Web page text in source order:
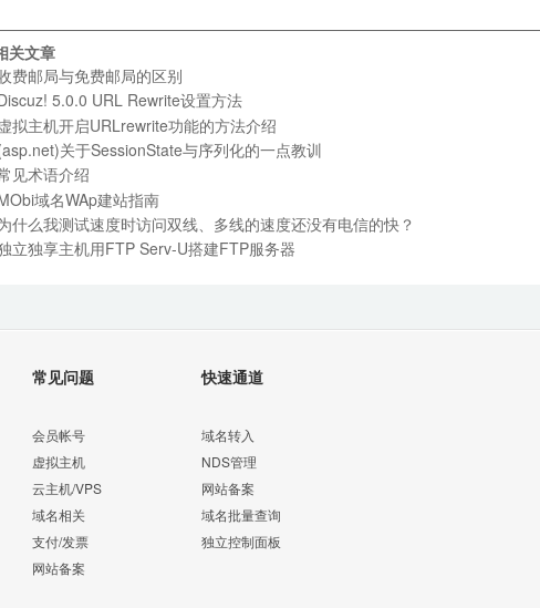
关文章
费邮局与免费邮局的区别
5.0.0 URL Rewrite设置方法
虚拟主机开启URLrewrite功能的方法介绍
关于SessionState与序列化的一点教训
见术语介绍
域名WAp建站指南
什么我测试速度时访问双线、多线的速度还没有电信的快？
立独享主机用FTP Serv-U搭建FTP服务器
常见问题
会员帐号
虚拟主机
云主机/VPS
域名相关
支付/发票
网站备案
快速通道
域名转入
NDS管理
网站备案
域名批量查询
独立控制面板